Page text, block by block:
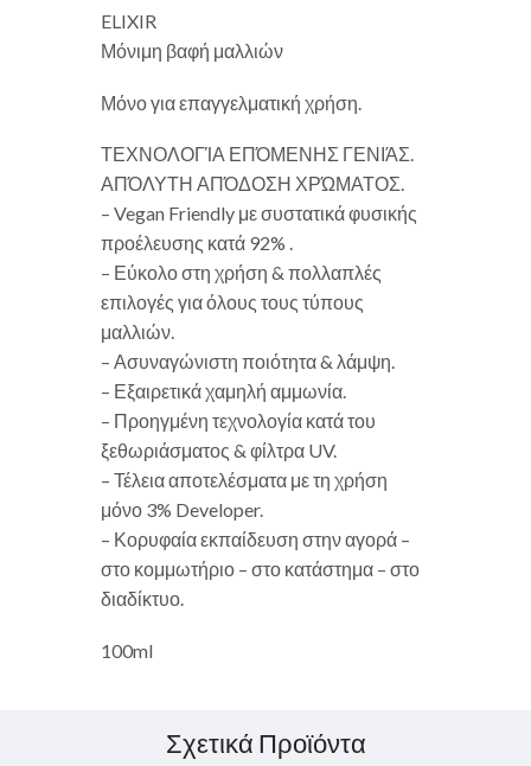
ELIXIR
Μόνιμη βαφή μαλλιών
Μόνο για επαγγελματική χρήση.
ΤΕΧΝΟΛΟΓΊΑ ΕΠΌΜΕΝΗΣ ΓΕΝΙΆΣ.
ΑΠΌΛΥΤΗ ΑΠΌΔΟΣΗ ΧΡΏΜΑΤΟΣ.
– Vegan Friendly με συστατικά φυσικής
προέλευσης κατά 92% .
– Εύκολο στη χρήση & πολλαπλές
επιλογές για όλους τους τύπους
μαλλιών.
– Ασυναγώνιστη ποιότητα & λάμψη.
– Εξαιρετικά χαμηλή αμμωνία.
– Προηγμένη τεχνολογία κατά του
ξεθωριάσματος & φίλτρα UV.
– Τέλεια αποτελέσματα με τη χρήση
μόνο 3% Developer.
– Κορυφαία εκπαίδευση στην αγορά –
στο κομμωτήριο – στο κατάστημα – στο
διαδίκτυο.
100ml
Σχετικά Προϊόντα